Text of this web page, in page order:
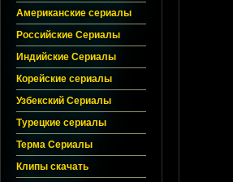
Американские сериалы
Российские Сериалы
Индийские Сериалы
Корейские сериалы
Узбекский Сериалы
Турецкие сериалы
Терма Сериалы
Клипы скачать